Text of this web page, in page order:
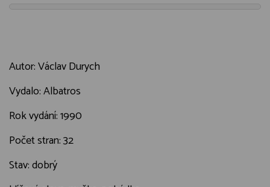
Autor: Václav Durych
Vydalo: Albatros
Rok vydání: 1990
Počet stran: 32
Stav: dobrý